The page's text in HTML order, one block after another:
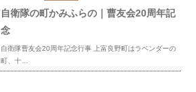
自衛隊の町かみふらの｜曹友会20周年記
念
自衛隊曹友会20周年記念行事 上富良野町はラベンダーの
町、十…